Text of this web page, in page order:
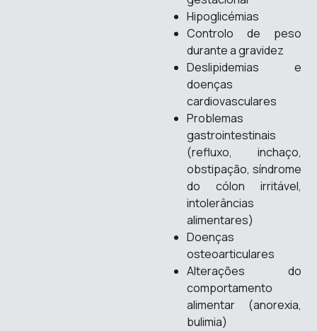
Hipoglicémias
Controlo de peso
durante a gravidez
Deslipidemias e
doenças
cardiovasculares
Problemas
gastrointestinais
(refluxo, inchaço,
obstipação, síndrome
do cólon irritável,
intolerâncias
alimentares)
Doenças
osteoarticulares
Alterações do
comportamento
alimentar (anorexia,
bulimia)